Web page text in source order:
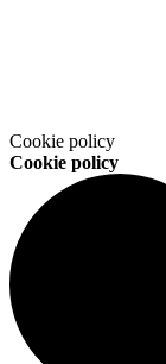
Cookie policy
Cookie policy